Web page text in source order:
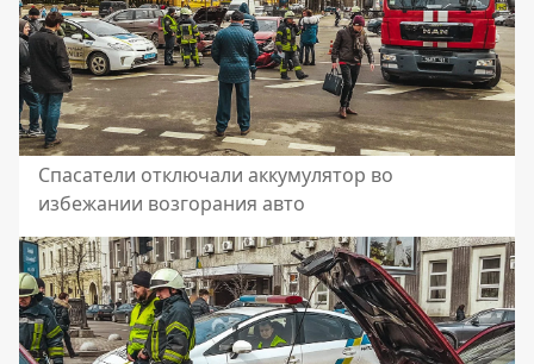
Спасатели отключали аккумулятор во
избежании возгорания авто